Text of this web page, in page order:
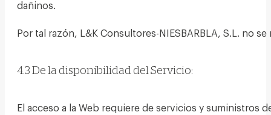
dañinos.
Por tal razón, L&K Consultores-NIESBARBLA, S.L. no
4.3 De la disponibilidad del Servicio:
El acceso a la Web requiere de servicios y